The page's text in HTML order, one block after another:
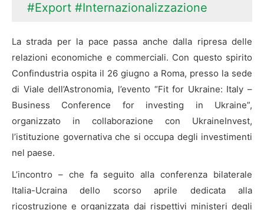
#Export #Internazionalizzazione
La strada per la pace passa anche dalla ripresa delle
relazioni economiche e commerciali. Con questo spirito
Confindustria ospita il 26 giugno a Roma, presso la sede
di Viale dell’Astronomia, l’evento “Fit for Ukraine: Italy –
Business Conference for investing in Ukraine”,
organizzato in collaborazione con UkraineInvest,
l’istituzione governativa che si occupa degli investimenti
nel paese.
L’incontro – che fa seguito alla conferenza bilaterale
Italia-Ucraina dello scorso aprile dedicata alla
ricostruzione e organizzata dai rispettivi ministeri degli